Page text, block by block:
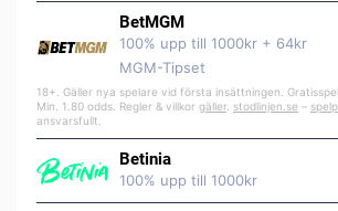
BetMGM
100% upp till 1000kr + 64kr
MGM-Tipset
18+. Gäller nya spelare vid första insättningen.
Min. 1.80 odds. Regler & villkor gäller stodlinjen.se –
ansvarsfullt.
Betinia
100% upp till 1000kr